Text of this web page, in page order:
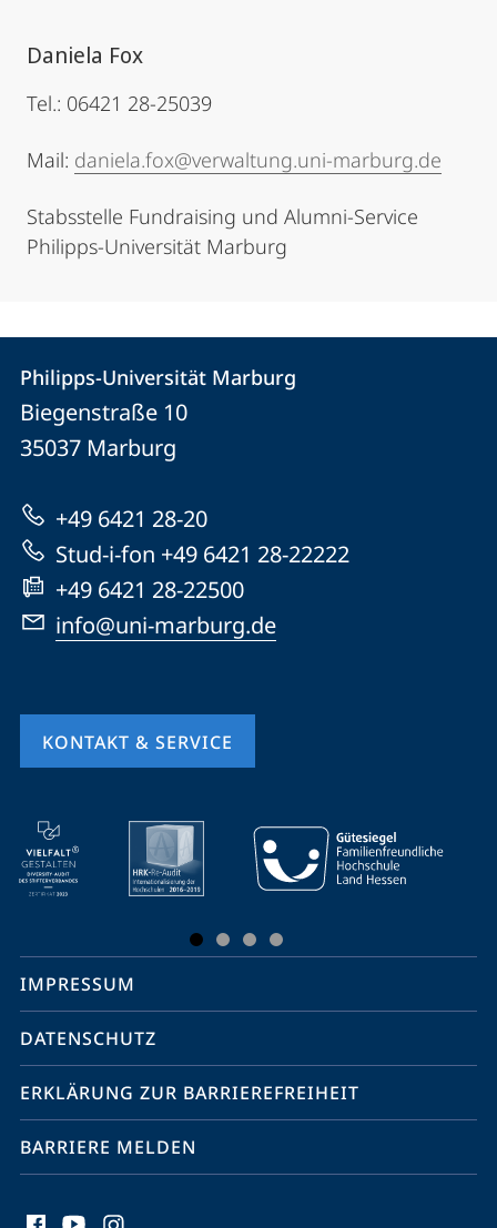
Daniela Fox
Tel.: 06421 28-25039
Mail: daniela.fox@verwaltung.uni-marburg.de
Stabsstelle Fundraising und Alumni-Service
Philipps-Universität Marburg
Kontakt
und
Informationen
zur
Website
Kontaktinformationen
Philipps-
Universität
Philipps-Universität Marburg
Biegenstraße 10
35037 Marburg
+49 6421 28-20
Stud-i-fon +49 6421 28-22222
+49 6421 28-22500
info@uni-marburg.de
KONTAKT & SERVICE
Mobile-
Service-
Navigation
Social
Media
Kontakte
IMPRESSUM
DATENSCHUTZ
ERKLÄRUNG ZUR BARRIEREFREIHEIT
BARRIERE MELDEN